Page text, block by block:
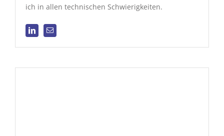
ich in allen technischen Schwierigkeiten.